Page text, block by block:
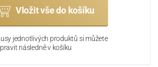
Vložit vše do košíku
jednotlivých produktů si můžete
následně v košíku